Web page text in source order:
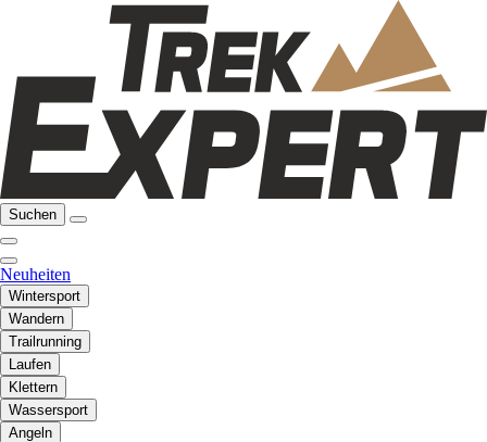
Suchen
Neuheiten
Wintersport
Wandern
Trailrunning
Laufen
Klettern
Wassersport
Angeln